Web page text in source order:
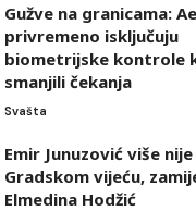
Gužve na granicama:
privremeno isključuju
biometrijske kontrole
smanjili čekanja
Svašta
Emir Junuzović više
Gradskom vijeću,
Elmedina Hodžić